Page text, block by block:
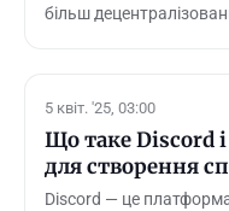
більш
5 квіт. '25, 03:00
Що таке Discord
для створення
Discord — це